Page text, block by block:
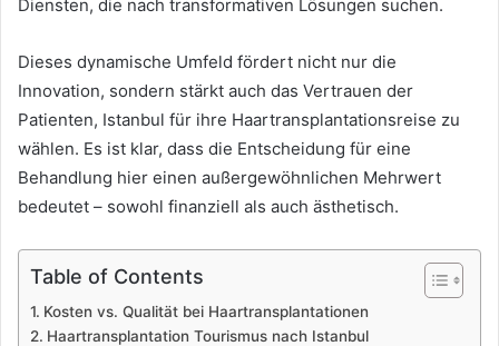
Diensten, die nach transformativen Lösungen suchen.
Dieses dynamische Umfeld fördert nicht nur die
Innovation, sondern stärkt auch das Vertrauen der
Patienten, Istanbul für ihre Haartransplantationsreise zu
wählen. Es ist klar, dass die Entscheidung für eine
Behandlung hier einen außergewöhnlichen Mehrwert
bedeutet – sowohl finanziell als auch ästhetisch.
Table of Contents
Kosten vs. Qualität bei Haartransplantationen
Haartransplantation Tourismus nach Istanbul